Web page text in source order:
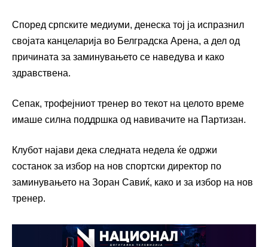
Според српските медиуми, денеска тој ја испразнил
својата канцеларија во Белградска Арена, а дел од
причината за заминувањето се наведува и како
здравствена.
Сепак, трофејниот тренер во текот на целото време
имаше силна поддршка од навивачите на Партизан.
Клубот најави дека следната недела ќе одржи
состанок за избор на нов спортски директор по
заминувањето на Зоран Савиќ, како и за избор на нов
тренер.